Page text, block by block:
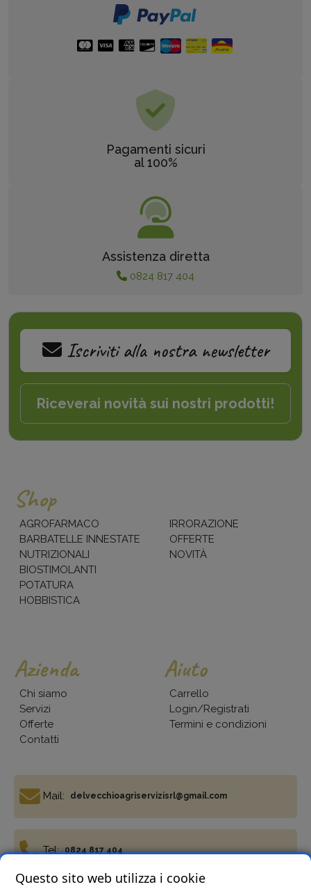
Pagamenti sicuri
al 100%
Assistenza diretta
0824 817 404
Iscriviti alla nostra newsletter
Riceverai novità sui nostri prodotti!
Shop
AGROFARMACO
BARBATELLE INNESTATE
NUTRIZIONALI
BIOSTIMOLANTI
POTATURA
HOBBISTICA
IRRORAZIONE
OFFERTE
NOVITÀ
Azienda
Chi siamo
Servizi
Offerte
Contatti
Aiuto
Carrello
Login/Registrati
Termini e condizioni
Mail: delvecchioagriservizisrl@gmail.com
Tel: 0824 817 404
Questo sito web utilizza i cookie